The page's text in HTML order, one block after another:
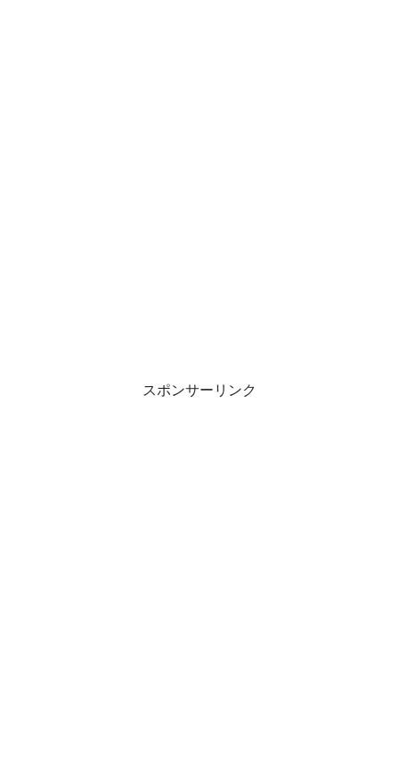
スポンサーリンク